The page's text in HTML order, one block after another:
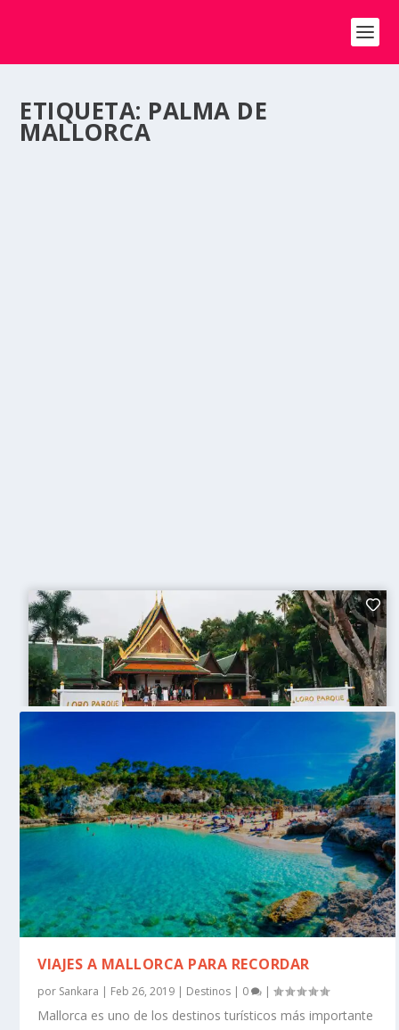
ETIQUETA: PALMA DE
MALLORCA
VIAJES A MALLORCA PARA RECORDAR
por Sankara | Feb 26, 2019 | Destinos | 0 |
Mallorca es uno de los destinos turísticos más importante